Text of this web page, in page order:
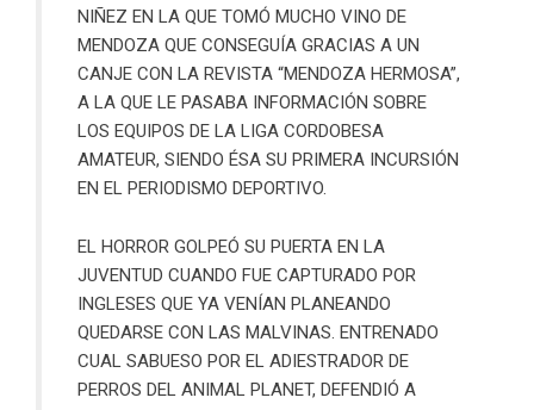
NIÑEZ EN LA QUE TOMÓ MUCHO VINO DE
MENDOZA QUE CONSEGUÍA GRACIAS A UN
CANJE CON LA REVISTA “MENDOZA HERMOSA”,
A LA QUE LE PASABA INFORMACIÓN SOBRE
LOS EQUIPOS DE LA LIGA CORDOBESA
AMATEUR, SIENDO ÉSA SU PRIMERA INCURSIÓN
EN EL PERIODISMO DEPORTIVO.
EL HORROR GOLPEÓ SU PUERTA EN LA
JUVENTUD CUANDO FUE CAPTURADO POR
INGLESES QUE YA VENÍAN PLANEANDO
QUEDARSE CON LAS MALVINAS. ENTRENADO
CUAL SABUESO POR EL ADIESTRADOR DE
PERROS DEL ANIMAL PLANET, DEFENDIÓ A